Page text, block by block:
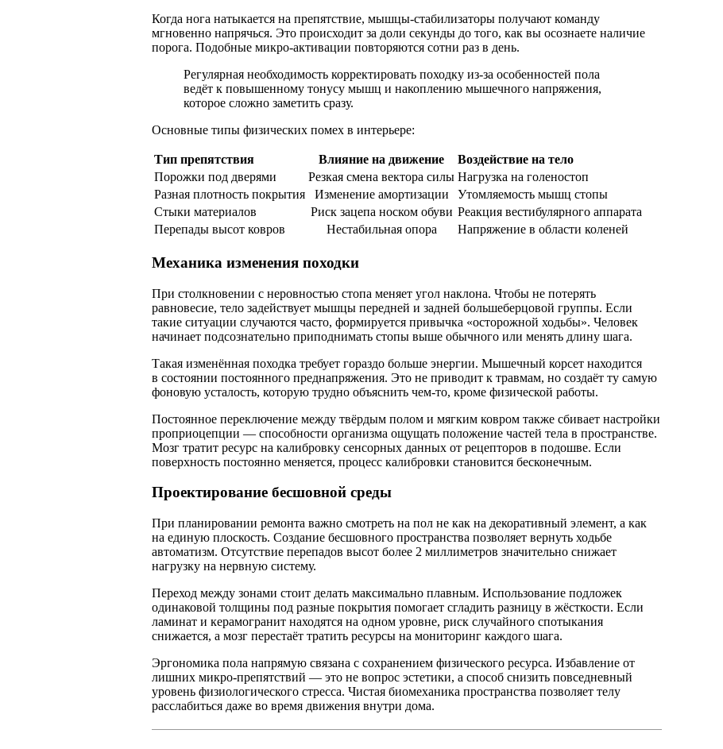
Когда нога натыкается на препятствие, мышцы-стабилизаторы получают команду
мгновенно напрячься. Это происходит за доли секунды до того, как вы осознаете наличие
порога. Подобные микро-активации повторяются сотни раз в день.
Регулярная необходимость корректировать походку из-за особенностей пола
ведёт к повышенному тонусу мышц и накоплению мышечного напряжения,
которое сложно заметить сразу.
Основные типы физических помех в интерьере:
Тип препятствия Влияние на движение
Воздействие на тело
Порожки под дверями
Резкая смена вектора силы Нагрузка на голеностоп
Разная плотность покрытия
Изменение амортизации
Утомляемость мышц стопы
Стыки материалов
Риск зацепа носком обуви Реакция вестибулярного аппарата
Перепады высот ковров
Нестабильная опора Напряжение в области коленей
Механика изменения походки
При столкновении с неровностью стопа меняет угол наклона. Чтобы не потерять
равновесие, тело задействует мышцы передней и задней большеберцовой группы. Если
такие ситуации случаются часто, формируется привычка «осторожной ходьбы». Человек
начинает подсознательно приподнимать стопы выше обычного или менять длину шага.
Такая изменённая походка требует гораздо больше энергии. Мышечный корсет находится
в состоянии постоянного преднапряжения. Это не приводит к травмам, но создаёт ту самую
фоновую усталость, которую трудно объяснить чем-то, кроме физической работы.
Постоянное переключение между твёрдым полом и мягким ковром также сбивает настройки
проприоцепции — способности организма ощущать положение частей тела в пространстве.
Мозг тратит ресурс на калибровку сенсорных данных от рецепторов в подошве. Если
поверхность постоянно меняется, процесс калибровки становится бесконечным.
Проектирование бесшовной среды
При планировании ремонта важно смотреть на пол не как на декоративный элемент, а как
на единую плоскость. Создание бесшовного пространства позволяет вернуть ходьбе
автоматизм. Отсутствие перепадов высот более 2 миллиметров значительно снижает
нагрузку на нервную систему.
Переход между зонами стоит делать максимально плавным. Использование подложек
одинаковой толщины под разные покрытия помогает сгладить разницу в жёсткости. Если
ламинат и керамогранит находятся на одном уровне, риск случайного спотыкания
снижается, а мозг перестаёт тратить ресурсы на мониторинг каждого шага.
Эргономика пола напрямую связана с сохранением физического ресурса. Избавление от
лишних микро-препятствий — это не вопрос эстетики, а способ снизить повседневный
уровень физиологического стресса. Чистая биомеханика пространства позволяет телу
расслабиться даже во время движения внутри дома.